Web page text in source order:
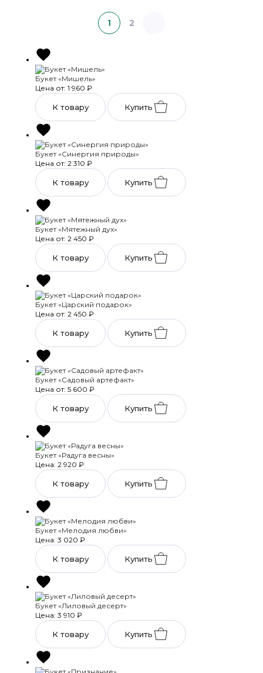
1 2
Букет «Мишель»
Цена от: 1 960 ₽
К товару Купить
Букет «Синергия природы»
Цена от: 2 310 ₽
К товару Купить
Букет «Мятежный дух»
Цена от: 2 450 ₽
К товару Купить
Букет «Царский подарок»
Цена от: 2 450 ₽
К товару Купить
Букет «Садовый артефакт»
Цена от: 5 600 ₽
К товару Купить
Букет «Радуга весны»
Цена: 2 920 ₽
К товару Купить
Букет «Мелодия любви»
Цена: 3 020 ₽
К товару Купить
Букет «Лиловый десерт»
Цена: 3 910 ₽
К товару Купить